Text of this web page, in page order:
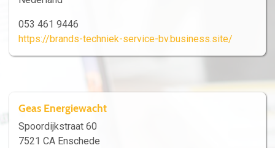
053 461 9446
https://brands-techniek-service-bv.business.site/
Geas Energiewacht
Spoordijkstraat 60
7521 CA Enschede